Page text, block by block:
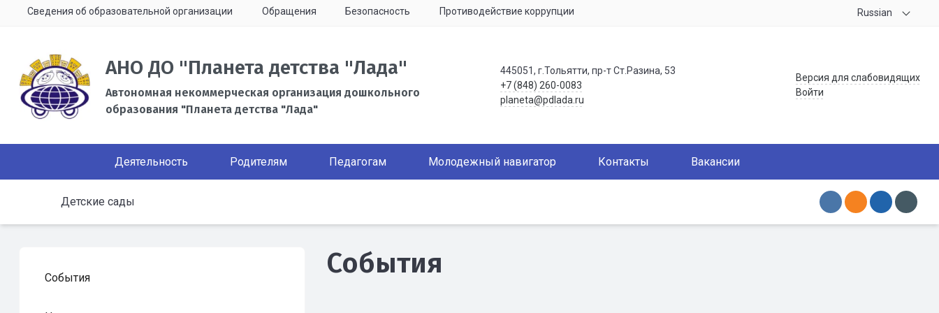
Сведения об образовательной организации Обращения Безопасность Противодействие коррупции Russian
АНО ДО "Планета детства "Лада"
Автономная некоммерческая организация дошкольного
образования "Планета детства "Лада"
445051, г.Тольятти, пр-т Ст.Разина, 53
+7 (848) 260-0083
planeta@pdlada.ru
Версия для слабовидящих
Войти
Деятельность Родителям Педагогам Молодежный навигатор Контакты Вакансии
Детские сады
События События